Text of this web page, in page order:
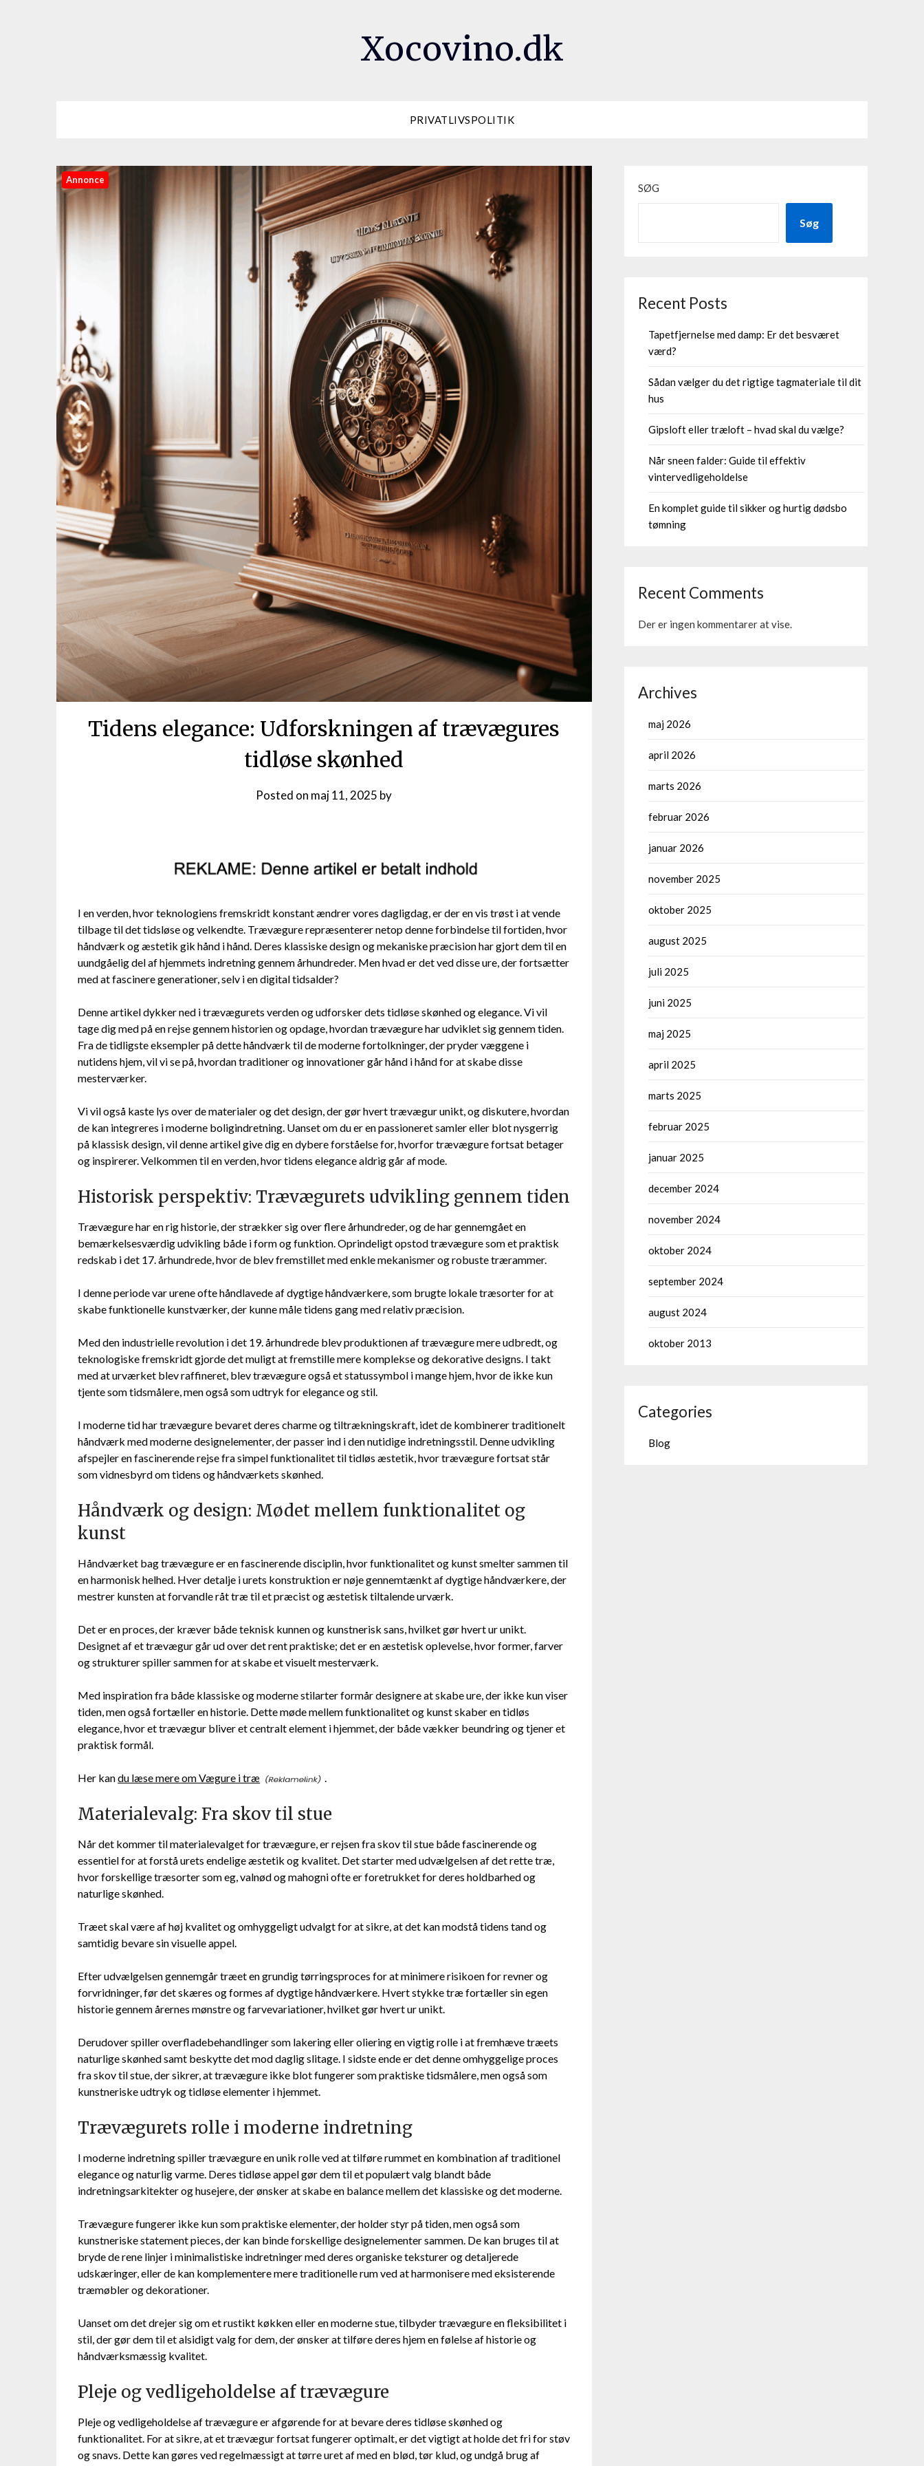
Xocovino.dk
PRIVATLIVSPOLITIK
Annonce
Tidens elegance: Udforskningen af trævægures
tidløse skønhed
Posted on maj 11, 2025 by
I en verden, hvor teknologiens fremskridt konstant ændrer vores dagligdag, er der en vis trøst i at vende
tilbage til det tidsløse og velkendte. Trævægure repræsenterer netop denne forbindelse til fortiden, hvor
håndværk og æstetik gik hånd i hånd. Deres klassiske design og mekaniske præcision har gjort dem til en
uundgåelig del af hjemmets indretning gennem århundreder. Men hvad er det ved disse ure, der fortsætter
med at fascinere generationer, selv i en digital tidsalder?
Denne artikel dykker ned i trævægurets verden og udforsker dets tidløse skønhed og elegance. Vi vil
tage dig med på en rejse gennem historien og opdage, hvordan trævægure har udviklet sig gennem tiden.
Fra de tidligste eksempler på dette håndværk til de moderne fortolkninger, der pryder væggene i
nutidens hjem, vil vi se på, hvordan traditioner og innovationer går hånd i hånd for at skabe disse
mesterværker.
Vi vil også kaste lys over de materialer og det design, der gør hvert trævægur unikt, og diskutere, hvordan
de kan integreres i moderne boligindretning. Uanset om du er en passioneret samler eller blot nysgerrig
på klassisk design, vil denne artikel give dig en dybere forståelse for, hvorfor trævægure fortsat betager
og inspirerer. Velkommen til en verden, hvor tidens elegance aldrig går af mode.
Historisk perspektiv: Trævægurets udvikling gennem tiden
Trævægure har en rig historie, der strækker sig over flere århundreder, og de har gennemgået en
bemærkelsesværdig udvikling både i form og funktion. Oprindeligt opstod trævægure som et praktisk
redskab i det 17. århundrede, hvor de blev fremstillet med enkle mekanismer og robuste trærammer.
I denne periode var urene ofte håndlavede af dygtige håndværkere, som brugte lokale træsorter for at
skabe funktionelle kunstværker, der kunne måle tidens gang med relativ præcision.
Med den industrielle revolution i det 19. århundrede blev produktionen af trævægure mere udbredt, og
teknologiske fremskridt gjorde det muligt at fremstille mere komplekse og dekorative designs. I takt
med at urværket blev raffineret, blev trævægure også et statussymbol i mange hjem, hvor de ikke kun
tjente som tidsmålere, men også som udtryk for elegance og stil.
I moderne tid har trævægure bevaret deres charme og tiltrækningskraft, idet de kombinerer traditionelt
håndværk med moderne designelementer, der passer ind i den nutidige indretningsstil. Denne udvikling
afspejler en fascinerende rejse fra simpel funktionalitet til tidløs æstetik, hvor trævægure fortsat står
som vidnesbyrd om tidens og håndværkets skønhed.
Håndværk og design: Mødet mellem funktionalitet og
kunst
Håndværket bag trævægure er en fascinerende disciplin, hvor funktionalitet og kunst smelter sammen til
en harmonisk helhed. Hver detalje i urets konstruktion er nøje gennemtænkt af dygtige håndværkere, der
mestrer kunsten at forvandle råt træ til et præcist og æstetisk tiltalende urværk.
Det er en proces, der kræver både teknisk kunnen og kunstnerisk sans, hvilket gør hvert ur unikt.
Designet af et trævægur går ud over det rent praktiske; det er en æstetisk oplevelse, hvor former, farver
og strukturer spiller sammen for at skabe et visuelt mesterværk.
Med inspiration fra både klassiske og moderne stilarter formår designere at skabe ure, der ikke kun viser
tiden, men også fortæller en historie. Dette møde mellem funktionalitet og kunst skaber en tidløs
elegance, hvor et trævægur bliver et centralt element i hjemmet, der både vækker beundring og tjener et
praktisk formål.
Her kandu læse mere om Vægure i træ
Materialevalg: Fra skov til stue
Når det kommer til materialevalget for trævægure, er rejsen fra skov til stue både fascinerende og
essentiel for at forstå urets endelige æstetik og kvalitet. Det starter med udvælgelsen af det rette træ,
hvor forskellige træsorter som eg, valnød og mahogni ofte er foretrukket for deres holdbarhed og
naturlige skønhed.
Træet skal være af høj kvalitet og omhyggeligt udvalgt for at sikre, at det kan modstå tidens tand og
samtidig bevare sin visuelle appel.
Efter udvælgelsen gennemgår træet en grundig tørringsproces for at minimere risikoen for revner og
forvridninger, før det skæres og formes af dygtige håndværkere. Hvert stykke træ fortæller sin egen
historie gennem årernes mønstre og farvevariationer, hvilket gør hvert ur unikt.
Derudover spiller overfladebehandlinger som lakering eller oliering en vigtig rolle i at fremhæve træets
naturlige skønhed samt beskytte det mod daglig slitage. I sidste ende er det denne omhyggelige proces
fra skov til stue, der sikrer, at trævægure ikke blot fungerer som praktiske tidsmålere, men også som
kunstneriske udtryk og tidløse elementer i hjemmet.
Trævægurets rolle i moderne indretning
I moderne indretning spiller trævægure en unik rolle ved at tilføre rummet en kombination af traditionel
elegance og naturlig varme. Deres tidløse appel gør dem til et populært valg blandt både
indretningsarkitekter og husejere, der ønsker at skabe en balance mellem det klassiske og det moderne.
Trævægure fungerer ikke kun som praktiske elementer, der holder styr på tiden, men også som
kunstneriske statement pieces, der kan binde forskellige designelementer sammen. De kan bruges til at
bryde de rene linjer i minimalistiske indretninger med deres organiske teksturer og detaljerede
udskæringer, eller de kan komplementere mere traditionelle rum ved at harmonisere med eksisterende
træmøbler og dekorationer.
Uanset om det drejer sig om et rustikt køkken eller en moderne stue, tilbyder trævægure en fleksibilitet i
stil, der gør dem til et alsidigt valg for dem, der ønsker at tilføre deres hjem en følelse af historie og
håndværksmæssig kvalitet.
Pleje og vedligeholdelse af trævægure
Pleje og vedligeholdelse af trævægure er afgørende for at bevare deres tidløse skønhed og
funktionalitet. For at sikre, at et trævægur fortsat fungerer optimalt, er det vigtigt at holde det fri for støv
og snavs. Dette kan gøres ved regelmæssigt at tørre uret af med en blød, tør klud, og undgå brug af
SØG
Søg
Recent Posts
Tapetfjernelse med damp: Er det besværet
værd?
Sådan vælger du det rigtige tagmateriale til dit
hus
Gipsloft eller træloft – hvad skal du vælge?
Når sneen falder: Guide til effektiv
vintervedligeholdelse
En komplet guide til sikker og hurtig dødsbo
tømning
Recent Comments
Der er ingen kommentarer at vise.
Archives
maj 2026
april 2026
marts 2026
februar 2026
januar 2026
november 2025
oktober 2025
august 2025
juli 2025
juni 2025
maj 2025
april 2025
marts 2025
februar 2025
januar 2025
december 2024
november 2024
oktober 2024
september 2024
august 2024
oktober 2013
Categories
Blog